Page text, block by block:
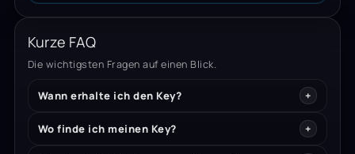
Kurze FAQ
Die wichtigsten Fragen auf einen Blick.
Wann erhalte ich den Key?
Wo finde ich meinen Key?